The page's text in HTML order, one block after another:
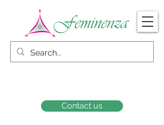
Contact us